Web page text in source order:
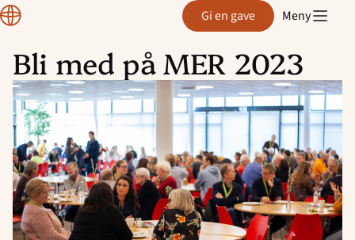
Hopp
til
innhold
Normisjon Gi en gave Meny
Bli med på MER 2023